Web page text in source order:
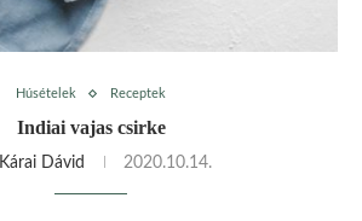
Húsételek Receptek
Indiai vajas csirke
Kárai Dávid 2020.10.14.